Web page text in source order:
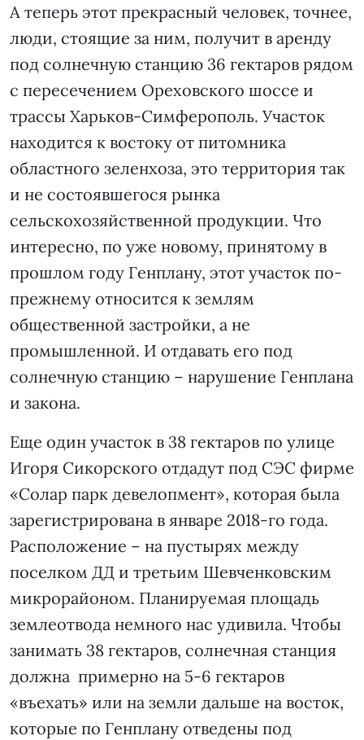
А теперь этот прекрасный человек, точнее,
люди, стоящие за ним, получит в аренду
под солнечную станцию 36 гектаров рядом
с пересечением Ореховского шоссе и
трассы Харьков-Симферополь. Участок
находится к востоку от питомника
областного зеленхоза, это территория так
и не состоявшегося рынка
сельскохозяйственной продукции. Что
интересно, по уже новому, принятому в
прошлом году Генплану, этот участок по-
прежнему относится к землям
общественной застройки, а не
промышленной. И отдавать его под
солнечную станцию – нарушение Генплана
и закона.
Еще один участок в 38 гектаров по улице
Игоря Сикорского отдадут под СЭС фирме
«Солар парк девелопмент», которая была
зарегистрирована в январе 2018-го года.
Расположение – на пустырях между
поселком ДД и третьим Шевченковским
микрорайоном. Планируемая площадь
землеотвода немного нас удивила. Чтобы
занимать 38 гектаров, солнечная станция
должна примерно на 5-6 гектаров
«въехать» или на земли дальше на восток,
которые по Генплану отведены под